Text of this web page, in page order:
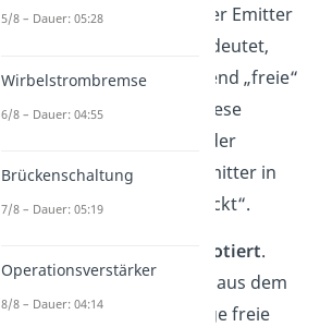
anschauen, ist der, dass der Emitter
ist. Das bedeutet,
dass im Emitter überwiegend „freie“
Löcher vorhanden sind. Diese
Löcher werden aufgrund der
positiven Spannung am Emitter in
Richtung der Basis „gedrückt“.
leicht n-dotiert.
Deshalb finden die Löcher aus dem
Emitter nur ein paar wenige freie
5/8 – Dauer: 05:28
Wirbelstrombremse
6/8 – Dauer: 04:55
Brückenschaltung
7/8 – Dauer: 05:19
Operationsverstärker
8/8 – Dauer: 04:14